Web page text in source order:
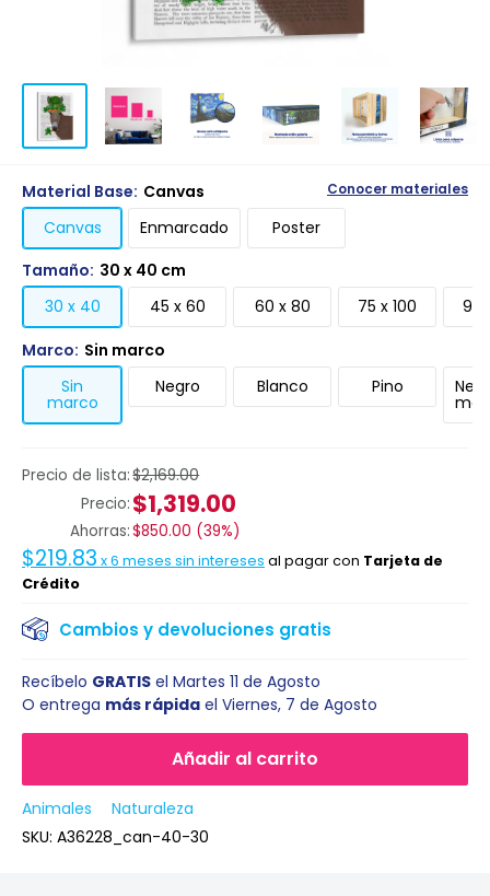
Precio de lista:$2,169.00
Precio: $1,319.00
Ahorras:$850.00 (39%)
$219.83 x6 meses sin intereses al pagar con Tarjeta de
Crédito
Cambios y devoluciones gratis
Material Base: Canvas Conocer materiales
Canvas Enmarcado
Poster
Tamaño: 30 x 40 cm
30 x 40
45 x 60 60 x 80 75 x 100
90
Marco: Sin marco
Sin
marco
Negro Blanco Pino
Añadir al carrito
Recíbelo GRATIS el Martes 11 de Agosto
O entrega más rápida el Viernes, 7 de Agosto
Animales
Naturaleza
SKU: A36228_can-40-30